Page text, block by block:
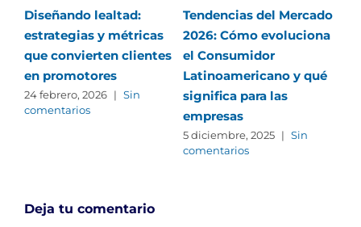
Diseñando lealtad:
estrategias y métricas
que convierten clientes
en promotores
24 febrero, 2026 | Sin
comentarios
Tendencias del Mercado
2026: Cómo evoluciona
el Consumidor
Latinoamericano y qué
significa para las
empresas
5 diciembre, 2025 | Sin
comentarios
Deja tu comentario